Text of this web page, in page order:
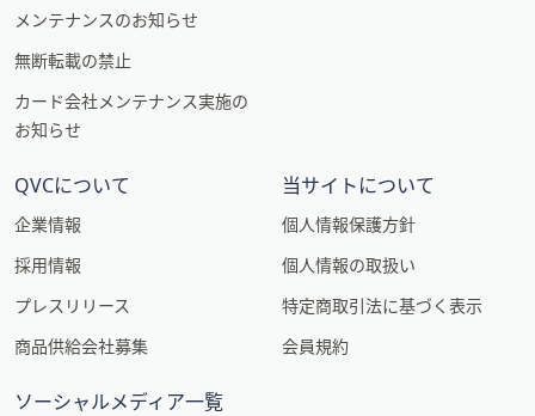
メンテナンスのお知らせ
無断転載の禁止
カード会社メンテナンス実施の
お知らせ
QVCについて
企業情報
採用情報
プレスリリース
商品供給会社募集
当サイトについて
個人情報保護方針
個人情報の取扱い
特定商取引法に基づく表示
会員規約
ソーシャルメディア一覧